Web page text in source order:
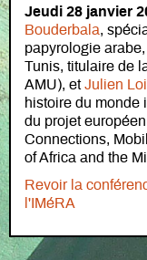
Jeudi 28 janvier
Bouderbala,
papyrologie
Tunis, titulaire de
AMU), etJulien
histoire du monde
du projet
Connections,
of Africa and the
Revoir la
l'IMéRA